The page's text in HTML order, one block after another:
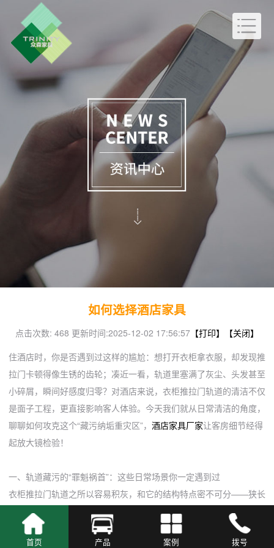
如何选择酒店家具
点击次数: 468 更新时间:2025-12-02 17:56:57 【打印】
【关闭】
住酒店时，你是否遇到过这样的尴尬：想打开衣柜拿衣服，却发现推
拉门卡顿得像生锈的齿轮；凑近一看，轨道里塞满了灰尘、头发甚至
小碎屑，瞬间好感度归零？对酒店来说，衣柜推拉门轨道的清洁不仅
是面子工程，更直接影响客人体验。今天我们就从日常清洁的角度，
聊聊如何攻克这个“藏污纳垢重灾区”， 酒店家具厂家让客房细节经得
起放大镜检验！
一、轨道藏污的“罪魁祸首”：这些日常场景你一定遇到过
衣柜推拉门轨道之所以容易积灰，和它的结构特点密不可分——狭长
的凹槽、细小的缝隙，简直就是灰尘、毛发、碎屑的“天然收纳盒”。
而酒店的高频使用场景，更是加速了轨道变脏的速度：
首页 产品 案例 拨号